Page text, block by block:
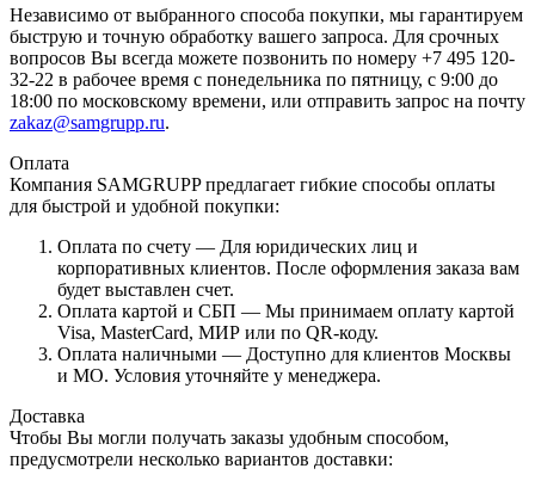
Независимо от выбранного способа покупки, мы гарантируем
быструю и точную обработку вашего запроса. Для срочных
вопросов Вы всегда можете позвонить по номеру +7 495 120-
32-22 в рабочее время с понедельника по пятницу, с 9:00 до
18:00 по московскому времени, или отправить запрос на почту
zakaz@samgrupp.ru.
Оплата
Компания SAMGRUPP предлагает гибкие способы оплаты
для быстрой и удобной покупки:
Оплата по счету — Для юридических лиц и
корпоративных клиентов. После оформления заказа вам
будет выставлен счет.
Оплата картой и СБП — Мы принимаем оплату картой
Visa, MasterCard, МИР или по QR-коду.
Оплата наличными — Доступно для клиентов Москвы
и МО. Условия уточняйте у менеджера.
Доставка
Чтобы Вы могли получать заказы удобным способом,
предусмотрели несколько вариантов доставки: